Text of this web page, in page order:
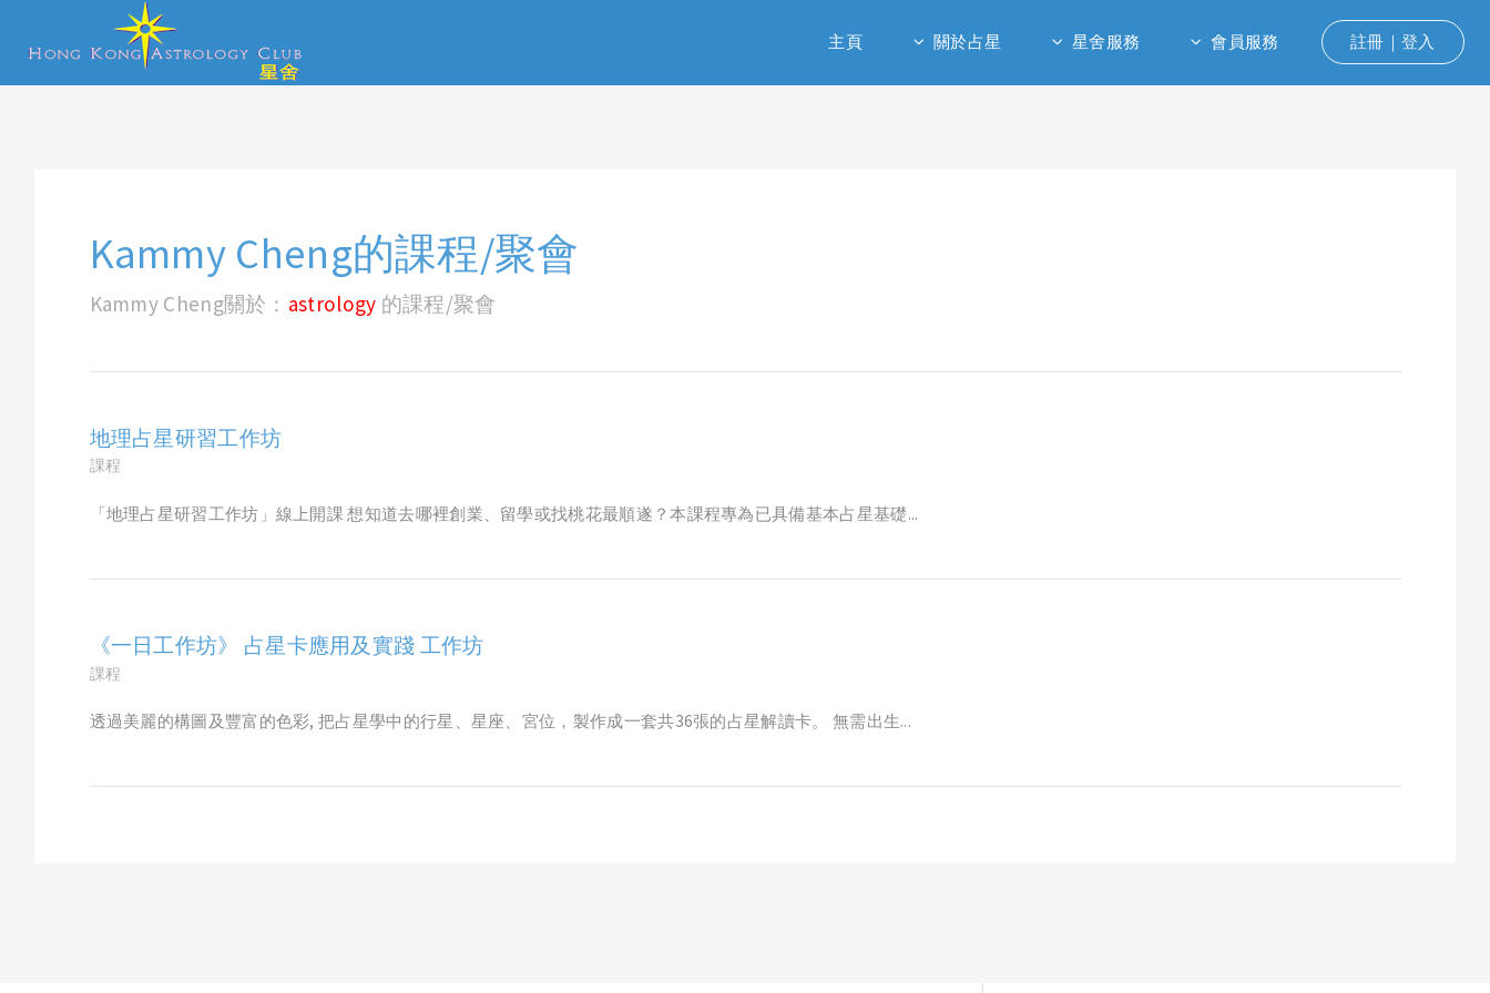
主頁 關於占星 星舍服務 會員服務 註冊｜登入
Kammy Cheng的課程/聚會
Kammy Cheng關於： astrology 的課程/聚會
地理占星研習工作坊
課程
「地理占星研習工作坊」線上開課 想知道去哪裡創業、留學或找桃花最順遂？本課程專為已具備基本占星基礎...
《一日工作坊》 占星卡應用及實踐 工作坊
課程
透過美麗的構圖及豐富的色彩, 把占星學中的行星、星座、宮位，製作成一套共36張的占星解讀卡。 無需出生...